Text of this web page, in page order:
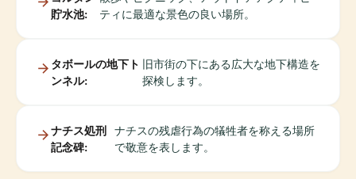
貯水池:
ティに最適な景色の良い場所。
タボールの地下ト
ンネル:
旧市街の下にある広大な地下構造を
探検します。
ナチス処刑
記念碑:
ナチスの残虐行為の犠牲者を称える場所
で敬意を表します。